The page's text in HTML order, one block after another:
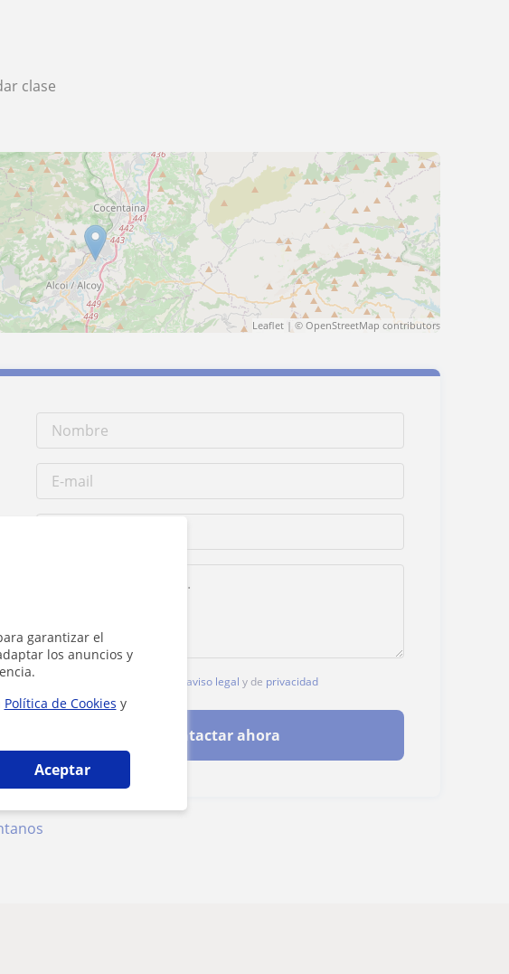
garantizar el
los anuncios y
Política de Cookies y
Aceptar
clase
Leaflet| © OpenStreetMap contributors
aviso legal y de privacidad
Contactar ahora